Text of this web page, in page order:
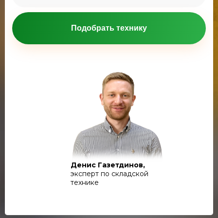
Подобрать технику
Денис Газетдинов,
эксперт по складской
технике